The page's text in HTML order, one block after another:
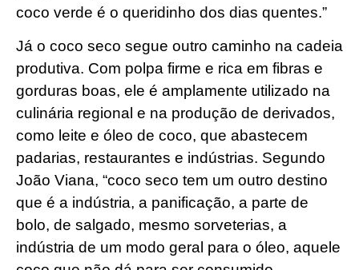
coco verde é o queridinho dos dias quentes.”
Já o coco seco segue outro caminho na cadeia
produtiva. Com polpa firme e rica em fibras e
gorduras boas, ele é amplamente utilizado na
culinária regional e na produção de derivados,
como leite e óleo de coco, que abastecem
padarias, restaurantes e indústrias. Segundo
João Viana, “coco seco tem um outro destino
que é a indústria, a panificação, a parte de
bolo, de salgado, mesmo sorveterias, a
indústria de um modo geral para o óleo, aquele